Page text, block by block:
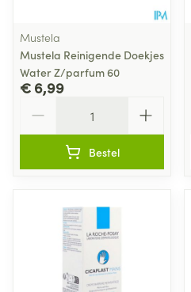
Mustela
Mustela Reinigende Doekjes
Water Z/parfum 60
€ 6,99
Bestel